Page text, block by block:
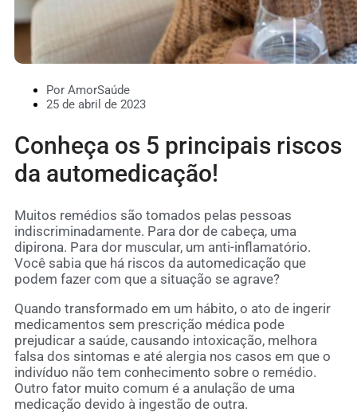
Por AmorSaúde
25 de abril de 2023
Conheça os 5 principais riscos
da automedicação!
Muitos remédios são tomados pelas pessoas
indiscriminadamente. Para dor de cabeça, uma
dipirona. Para dor muscular, um anti-inflamatório.
Você sabia que há riscos da automedicação que
podem fazer com que a situação se agrave?
Quando transformado em um hábito, o ato de ingerir
medicamentos sem prescrição médica pode
prejudicar a saúde, causando intoxicação, melhora
falsa dos sintomas e até alergia nos casos em que o
indivíduo não tem conhecimento sobre o remédio.
Outro fator muito comum é a anulação de uma
medicação devido à ingestão de outra.